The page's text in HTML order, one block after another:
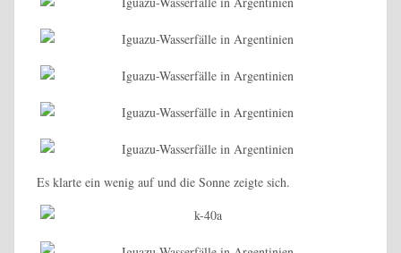
Es klarte ein wenig auf und die Sonne zeigte sich.